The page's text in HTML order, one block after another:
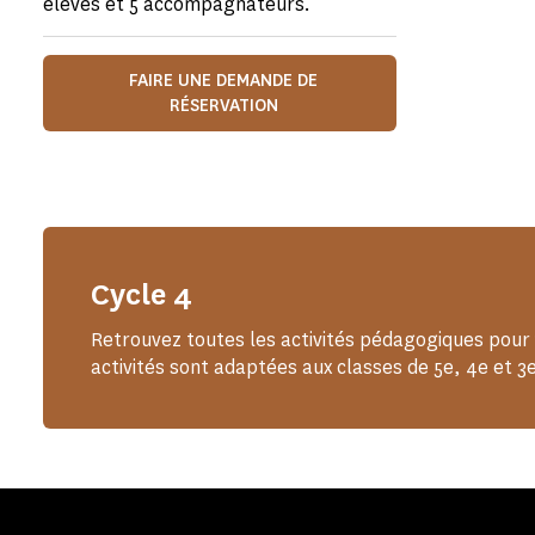
FAIRE UNE DEMANDE DE
RÉSERVATION
Cycle 4
Retrouvez toutes les activités pédagogiques pour
activités sont adaptées aux classes de 5e, 4e et